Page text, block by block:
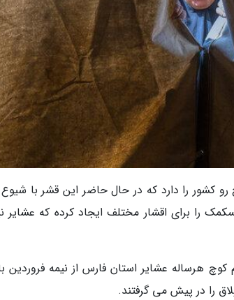
کشور را دارد که در حال حاضر این قشر با شیوع
را برای اقشار مختلف ایجاد کرده که عشایر
هرساله عشایر استان فارس از نیمه فروردین
را در پیش می گرفتند.